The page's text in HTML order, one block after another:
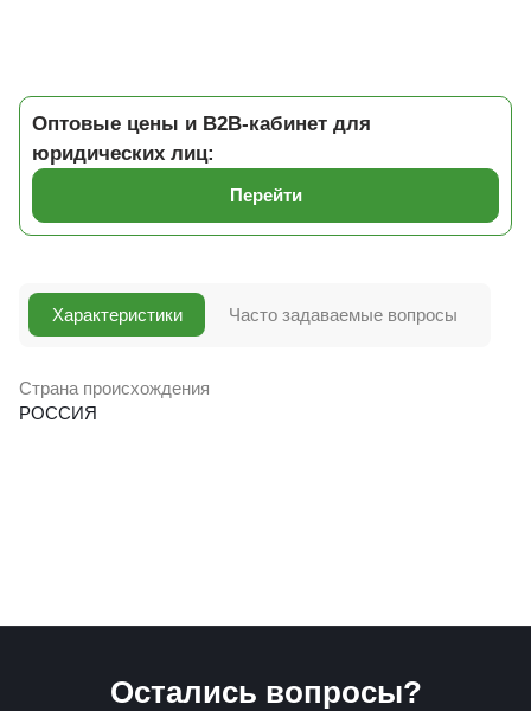
Оптовые цены и B2B-кабинет для
юридических лиц:
Перейти
Характеристики
Страна происхождения
РОССИЯ
Часто задаваемые вопросы
Остались вопросы?